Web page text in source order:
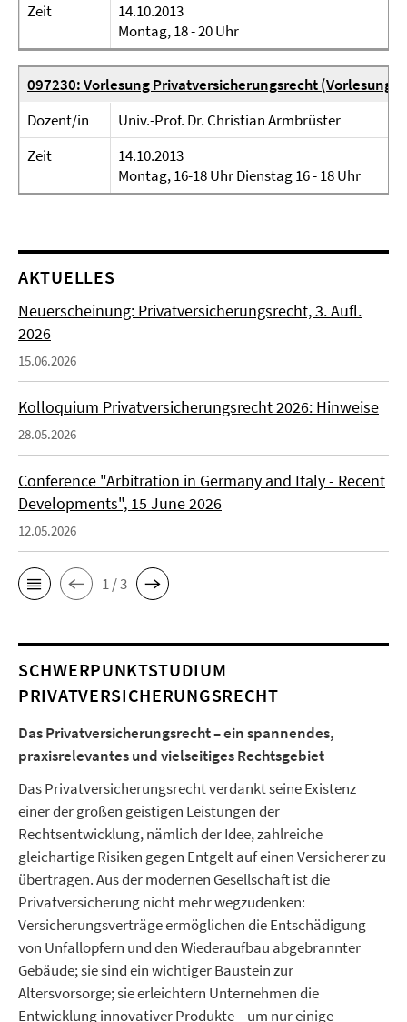
Zeit
14.10.2013
Montag, 18 - 20 Uhr
097230: Vorlesung Privatversicherungsrecht (Vorlesung)
Dozent/in
Univ.-Prof. Dr. Christian Armbrüster
Zeit
14.10.2013
Montag, 16-18 Uhr Dienstag 16 - 18 Uhr
AKTUELLES
Neuerscheinung: Privatversicherungsrecht, 3. Aufl.
2026
15.06.2026
Kolloquium Privatversicherungsrecht 2026: Hinweise
28.05.2026
Conference "Arbitration in Germany and Italy - Recent
Developments", 15 June 2026
12.05.2026
1 / 3
SCHWERPUNKTSTUDIUM
PRIVATVERSICHERUNGSRECHT
Das Privatversicherungsrecht – ein spannendes,
praxisrelevantes und vielseitiges Rechtsgebiet
Das Privatversicherungsrecht verdankt seine Existenz
einer der großen geistigen Leistungen der
Rechtsentwicklung, nämlich der Idee, zahlreiche
gleichartige Risiken gegen Entgelt auf einen Versicherer zu
übertragen. Aus der modernen Gesellschaft ist die
Privatversicherung nicht mehr wegzudenken:
Versicherungsverträge ermöglichen die Entschädigung
von Unfallopfern und den Wiederaufbau abgebrannter
Gebäude; sie sind ein wichtiger Baustein zur
Altersvorsorge; sie erleichtern Unternehmen die
Entwicklung innovativer Produkte – um nur einige